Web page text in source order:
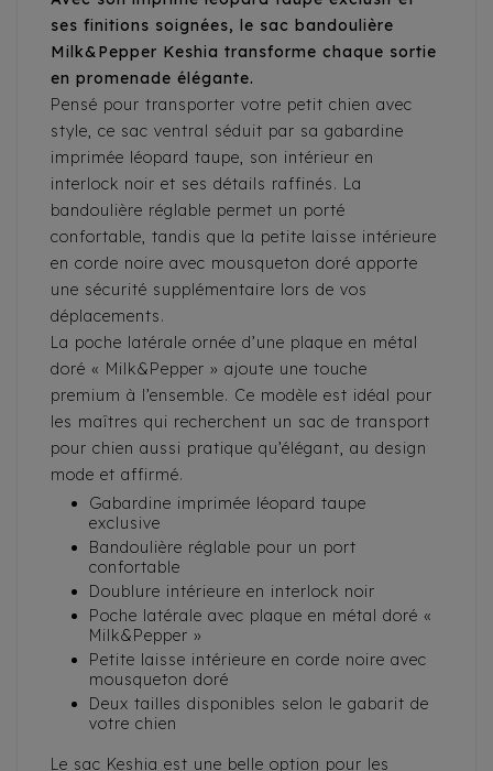
ses finitions soignées, le sac bandoulière
Milk&Pepper Keshia transforme chaque sortie
en promenade élégante.
Pensé pour transporter votre petit chien avec
style, ce sac ventral séduit par sa gabardine
imprimée léopard taupe, son intérieur en
interlock noir et ses détails raffinés. La
bandoulière réglable permet un porté
confortable, tandis que la petite laisse intérieure
en corde noire avec mousqueton doré apporte
une sécurité supplémentaire lors de vos
déplacements.
La poche latérale ornée d’une plaque en métal
doré « Milk&Pepper » ajoute une touche
premium à l’ensemble. Ce modèle est idéal pour
les maîtres qui recherchent un sac de transport
pour chien aussi pratique qu’élégant, au design
mode et affirmé.
Gabardine imprimée léopard taupe
exclusive
Bandoulière réglable pour un port
confortable
Doublure intérieure en interlock noir
Poche latérale avec plaque en métal doré «
Milk&Pepper »
Petite laisse intérieure en corde noire avec
mousqueton doré
Deux tailles disponibles selon le gabarit de
votre chien
Le sac Keshia est une belle option pour les